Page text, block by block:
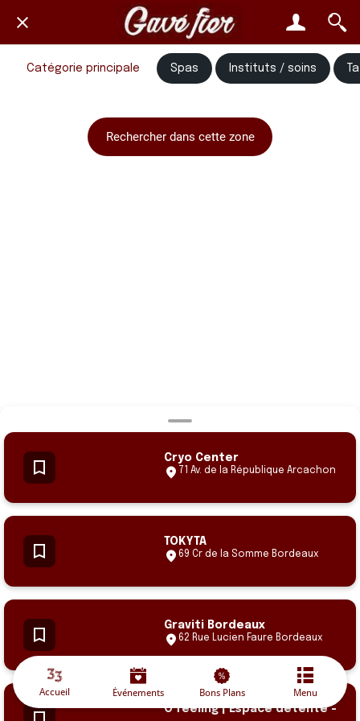
Catégorie principale Spas Instituts / soins
Cryo Center
71 Av. de la République Arcachon
TOKYTA
69 Cr de la Somme Bordeaux
Graviti Bordeaux
62 Rue Lucien Faure Bordeaux
O'feeling | Espace détente -
Rechercher dans cette zone
Accueil Événements Bons Plans Menu